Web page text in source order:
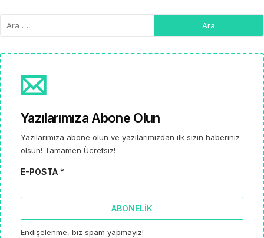
Yazılarımıza Abone Olun
Yazılarımıza abone olun ve yazılarımızdan ilk sizin haberiniz
olsun! Tamamen Ücretsiz!
E-POSTA *
ABONELIK
Endişelenme, biz spam yapmayız!